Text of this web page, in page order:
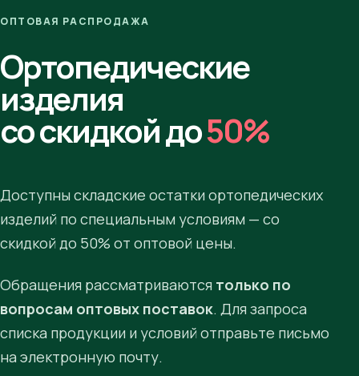
ОПТОВАЯ РАСПРОДАЖА
Ортопедические
изделия
со скидкой до50%
Доступны складские остатки ортопедических
изделий по специальным условиям — со
скидкой до 50% от оптовой цены.
Обращения рассматриваются только по
вопросам оптовых поставок. Для запроса
списка продукции и условий отправьте письмо
на электронную почту.